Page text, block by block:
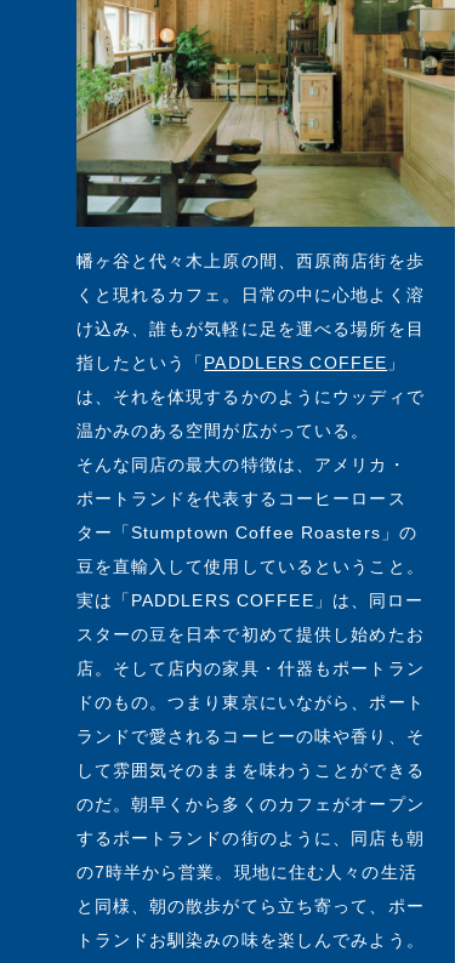
幡ヶ谷と代々木上原の間、西原商店街を歩
くと現れるカフェ。日常の中に心地よく溶
け込み、誰もが気軽に足を運べる場所を目
指したという「 PADDLERS COFFEE 」
は、それを体現するかのようにウッディで
温かみのある空間が広がっている。
そんな同店の最大の特徴は、アメリカ・
ポートランドを代表するコーヒーロース
ター「Stumptown Coffee Roasters」の
豆を直輸入して使用しているということ。
実は「PADDLERS COFFEE」は、同ロー
スターの豆を日本で初めて提供し始めたお
店。そして店内の家具・什器もポートラン
ドのもの。つまり東京にいながら、ポート
ランドで愛されるコーヒーの味や香り、そ
して雰囲気そのままを味わうことができる
のだ。朝早くから多くのカフェがオープン
するポートランドの街のように、同店も朝
の7時半から営業。現地に住む人々の生活
と同様、朝の散歩がてら立ち寄って、ポー
トランドお馴染みの味を楽しんでみよう。